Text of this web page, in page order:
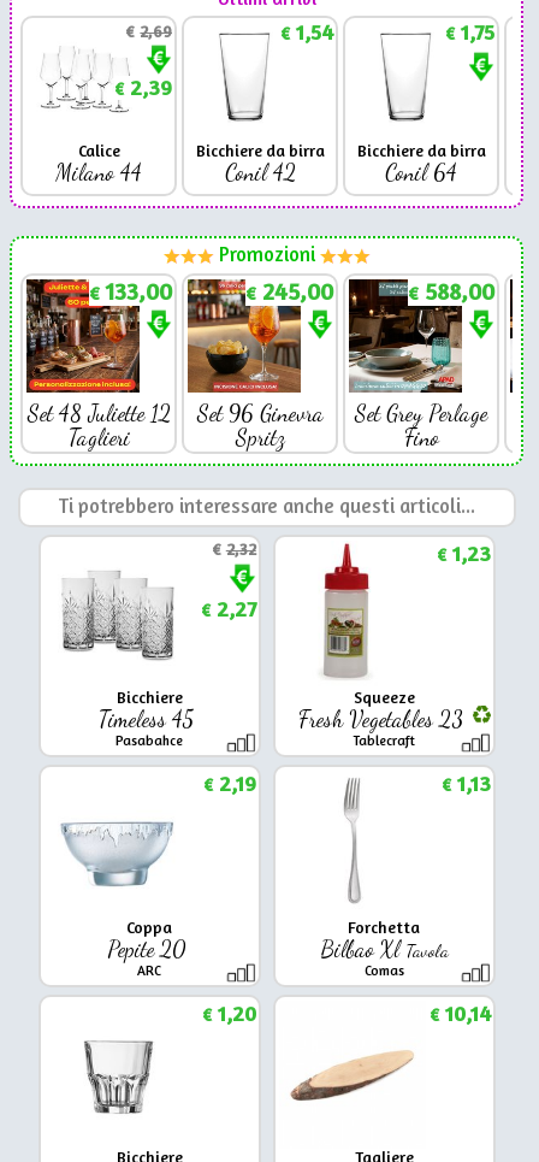
€2,69
€2,39
Calice
Milano 44
€1,54
Bicchiere da birra
Conil 42
€1,75
Bicchiere da birra
Conil 64
Promozioni
€ 133,00
Set 48 Juliette 12
Taglieri
€ 245,00
Set 96 Ginevra
Spritz
€ 588,00
Set Grey Perlage
Fino
Ti potrebbero interessare anche questi articoli...
Bicchiere
Timeless 45
Pasabahce
€2,32
€2,27
Squeeze
Fresh Vegetables 23
Tablecraft
€1,23
Coppa
Pepite 20
ARC
€2,19
Forchetta
Bilbao Xl Tavola
Comas
€1,13
Bicchiere
€1,20
Tagliere
€10,14